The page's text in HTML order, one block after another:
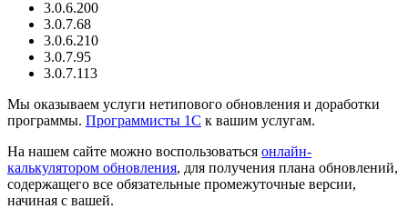
3.0.6.200
3.0.7.68
3.0.6.210
3.0.7.95
3.0.7.113
Мы оказываем услуги нетипового обновления и доработки
программы. Программисты 1С к вашим услугам.
На нашем сайте можно воспользоваться онлайн-
калькулятором обновления, для получения плана обновлений,
содержащего все обязательные промежуточные версии,
начиная с вашей.